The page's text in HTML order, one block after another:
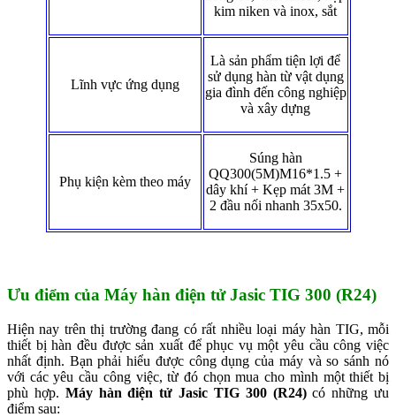
kim niken và inox, sắt
Lĩnh vực ứng dụng
Là sản phẩm tiện lợi để
sử dụng hàn từ vật dụng
gia đình đến công nghiệp
và xây dựng
Phụ kiện kèm theo máy
Súng hàn
QQ300(5M)M16*1.5 +
dây khí + Kẹp mát 3M +
2 đầu nối nhanh 35x50.
Ưu điểm của Máy hàn điện tử Jasic TIG 300 (R24)
Hiện nay trên thị trường đang có rất nhiều loại máy hàn TIG, mỗi
thiết bị hàn đều được sản xuất để phục vụ một yêu cầu công việc
nhất định. Bạn phải hiểu được công dụng của máy và so sánh nó
với các yêu cầu công việc, từ đó chọn mua cho mình một thiết bị
phù hợp. Máy hàn điện tử Jasic TIG 300 (R24)có những ưu
điểm sau: